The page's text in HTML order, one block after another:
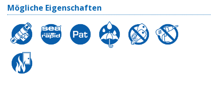
Mögliche Eigenschaften